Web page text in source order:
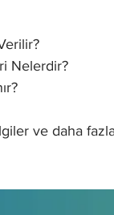
Nelerdir?
ve daha